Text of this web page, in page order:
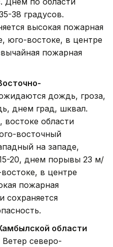
38 градусов.
высокая пожарная
юго-востоке, в центре
пожарная
дождь, гроза,
днем град, шквал.
области
восточный
на западе,
20, днем порывы 23 м/
в центре
пожарная
сохраняется
области
северо-